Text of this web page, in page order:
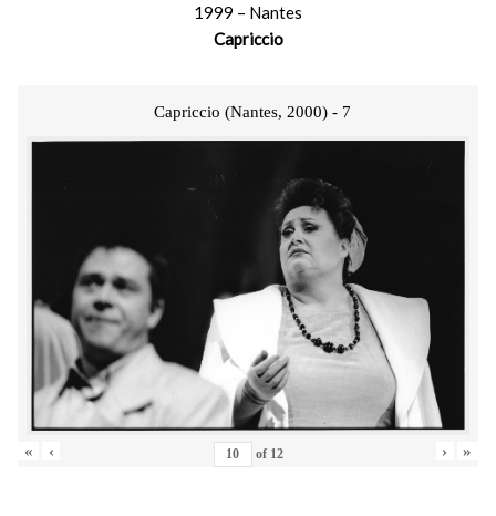
1999 – Nantes
Capriccio
Capriccio (Nantes, 2000) - 7
« ‹ of 12 › »